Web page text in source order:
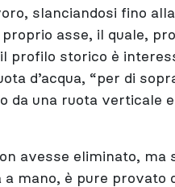
slanciandosi fino
asse, il quale,
profilo storico è
d’acqua, “per di
da una ruota verticale
avesse eliminato, ma
mano, è pure provato